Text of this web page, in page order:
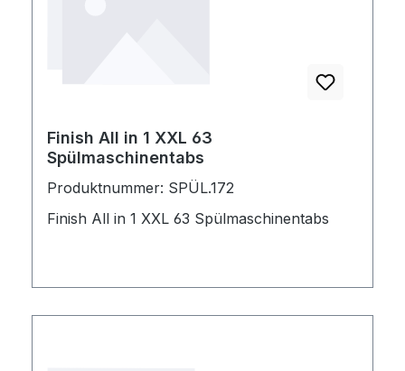
Finish All in 1 XXL 63
Spülmaschinentabs
Produktnummer: SPÜL.172
Finish All in 1 XXL 63 Spülmaschinentabs